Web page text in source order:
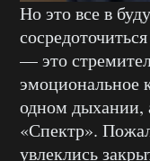
Но это все в
— это
эмоциональное
одном дыхании,
«Спектр».
увлеклись